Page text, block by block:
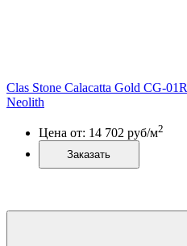
Clas Stone Calacatta Gold CG-01R
Neolith
Цена от: 14 702 руб/м2
Заказать